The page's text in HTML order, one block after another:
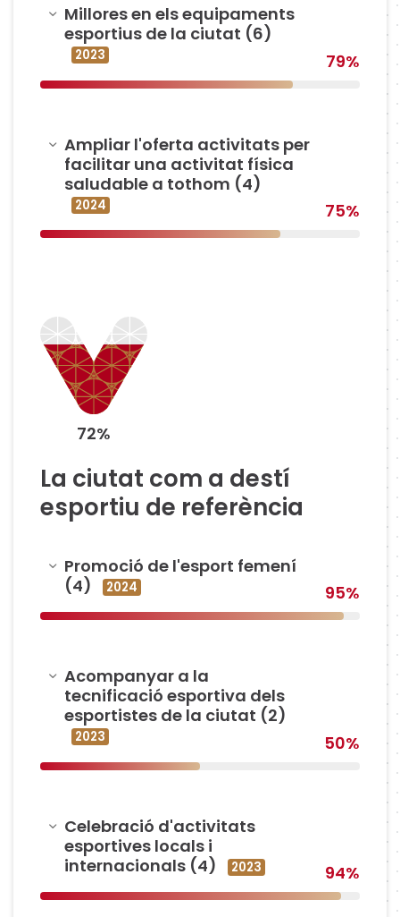
Amagar
Millores en els equipaments
esportius de la ciutat (6)
2023 79%
Amagar
Ampliar l'oferta activitats per
facilitar una activitat física
saludable a tothom (4)
2024 75%
72%
La ciutat com a destí
esportiu de referència
Amagar
Promoció de l'esport femení
(4)
2024 95%
Amagar
Acompanyar a la
tecnificació esportiva dels
esportistes de la ciutat (2)
2023 50%
Amagar
Celebració d'activitats
esportives locals i
internacionals (4)
2023 94%